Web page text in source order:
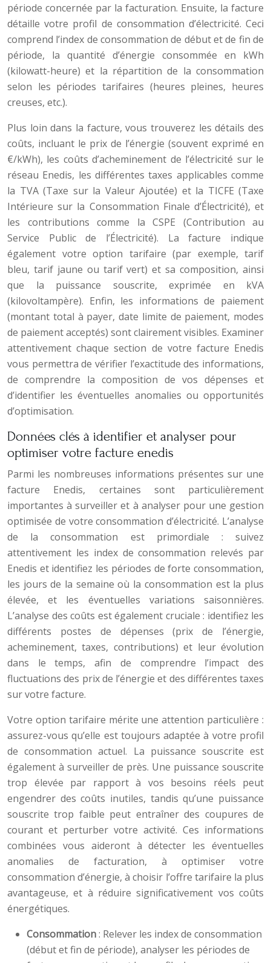
période concernée par la facturation. Ensuite, la facture
détaille votre profil de consommation d’électricité. Ceci
comprend l’index de consommation de début et de fin de
période, la quantité d’énergie consommée en kWh
(kilowatt-heure) et la répartition de la consommation
selon les périodes tarifaires (heures pleines, heures
creuses, etc.).
Plus loin dans la facture, vous trouverez les détails des
coûts, incluant le prix de l’énergie (souvent exprimé en
€/kWh), les coûts d’acheminement de l’électricité sur le
réseau Enedis, les différentes taxes applicables comme
la TVA (Taxe sur la Valeur Ajoutée) et la TICFE (Taxe
Intérieure sur la Consommation Finale d’Électricité), et
les contributions comme la CSPE (Contribution au
Service Public de l’Électricité). La facture indique
également votre option tarifaire (par exemple, tarif
bleu, tarif jaune ou tarif vert) et sa composition, ainsi
que la puissance souscrite, exprimée en kVA
(kilovoltampère). Enfin, les informations de paiement
(montant total à payer, date limite de paiement, modes
de paiement acceptés) sont clairement visibles. Examiner
attentivement chaque section de votre facture Enedis
vous permettra de vérifier l’exactitude des informations,
de comprendre la composition de vos dépenses et
d’identifier les éventuelles anomalies ou opportunités
d’optimisation.
Données clés à identifier et analyser pour
optimiser votre facture enedis
Parmi les nombreuses informations présentes sur une
facture Enedis, certaines sont particulièrement
importantes à surveiller et à analyser pour une gestion
optimisée de votre consommation d’électricité. L’analyse
de la consommation est primordiale : suivez
attentivement les index de consommation relevés par
Enedis et identifiez les périodes de forte consommation,
les jours de la semaine où la consommation est la plus
élevée, et les éventuelles variations saisonnières.
L’analyse des coûts est également cruciale : identifiez les
différents postes de dépenses (prix de l’énergie,
acheminement, taxes, contributions) et leur évolution
dans le temps, afin de comprendre l’impact des
fluctuations des prix de l’énergie et des différentes taxes
sur votre facture.
Votre option tarifaire mérite une attention particulière :
assurez-vous qu’elle est toujours adaptée à votre profil
de consommation actuel. La puissance souscrite est
également à surveiller de près. Une puissance souscrite
trop élevée par rapport à vos besoins réels peut
engendrer des coûts inutiles, tandis qu’une puissance
souscrite trop faible peut entraîner des coupures de
courant et perturber votre activité. Ces informations
combinées vous aideront à détecter les éventuelles
anomalies de facturation, à optimiser votre
consommation d’énergie, à choisir l’offre tarifaire la plus
avantageuse, et à réduire significativement vos coûts
énergétiques.
Consommation: Relever les index de consommation
(début et fin de période), analyser les périodes de